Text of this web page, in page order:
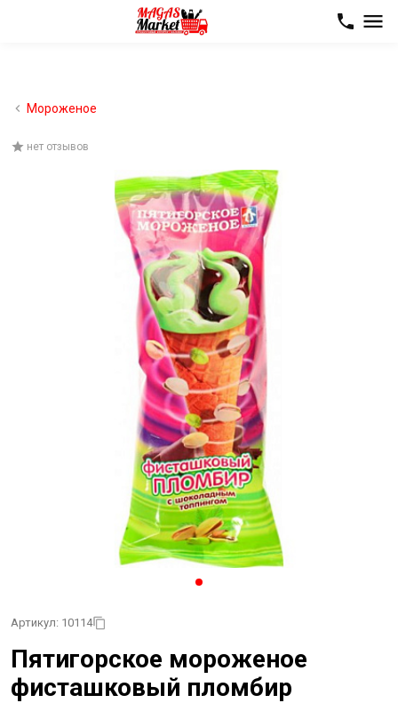
Мороженое
нет отзывов
Артикул: 10114
Пятигорское мороженое
фисташковый пломбир